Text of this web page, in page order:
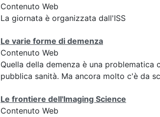
Contenuto Web
La giornata è organizzata dall'ISS
Le varie forme di demenza
Contenuto Web
Quella della demenza è una
pubblica sanità. Ma ancora molto c'è da
Le frontiere dell'Imaging Science
Contenuto Web